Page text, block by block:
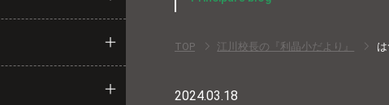
TOP 江川校長の『利晶小だより』
2024.03.18